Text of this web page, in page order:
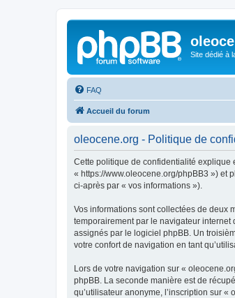
Site dédié à
FAQ
Accueil du forum
oleocene.org - Politique de
Cette politique de confidentialité explique
« https://www.oleocene.org/phpBB3 ») et
ci-après par « vos informations »).
Vos informations sont collectées de deux
temporairement par le navigateur
assignés par le logiciel phpBB. Un
votre confort de navigation en tant
Lors de votre navigation sur «
phpBB. La seconde manière est de
qu’utilisateur anonyme, l’inscription sur